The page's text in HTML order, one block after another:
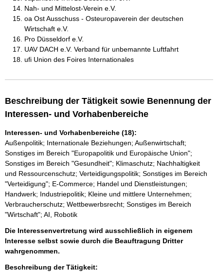
Nah- und Mittelost-Verein e.V.
oa Ost Ausschuss - Osteuropaverein der deutschen
Wirtschaft e.V.
Pro Düsseldorf e.V.
UAV DACH e.V. Verband für unbemannte Luftfahrt
ufi Union des Foires Internationales
Beschreibung der Tätigkeit sowie Benennung der
Interessen- und Vorhabenbereiche
Interessen- und Vorhabenbereiche (18):
Außenpolitik; Internationale Beziehungen; Außenwirtschaft;
Sonstiges im Bereich "Europapolitik und Europäische Union";
Sonstiges im Bereich "Gesundheit"; Klimaschutz; Nachhaltigkeit
und Ressourcenschutz; Verteidigungspolitik; Sonstiges im Bereich
"Verteidigung"; E-Commerce; Handel und Dienstleistungen;
Handwerk; Industriepolitik; Kleine und mittlere Unternehmen;
Verbraucherschutz; Wettbewerbsrecht; Sonstiges im Bereich
"Wirtschaft"; AI, Robotik
Die Interessenvertretung wird ausschließlich in eigenem
Interesse selbst sowie durch die Beauftragung Dritter
wahrgenommen.
Beschreibung der Tätigkeit: